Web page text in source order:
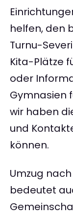
helfen, den
Turnu-
Kita-Plätze
oder
Gymnasien
wir haben
und
können.
Umzug
bedeutet